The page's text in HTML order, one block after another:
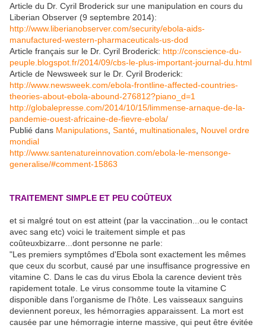
Article du Dr. Cyril Broderick sur une manipulation en cours du
Liberian Observer (9 septembre 2014):
http://www.liberianobserver.com/security/ebola-aids-
manufactured-western-pharmaceuticals-us-dod
Article français sur le Dr. Cyril Broderick: http://conscience-du-
peuple.blogspot.fr/2014/09/cbs-le-plus-important-journal-du.html
Article de Newsweek sur le Dr. Cyril Broderick:
http://www.newsweek.com/ebola-frontline-affected-countries-
theories-about-ebola-abound-276812?piano_d=1
http://globalepresse.com/2014/10/15/limmense-arnaque-de-la-
pandemie-ouest-africaine-de-fievre-ebola/
Publié dans Manipulations Santé multinationales Nouvel ordre
mondial
http://www.santenatureinnovation.com/ebola-le-mensonge-
generalise/#comment-15863
TRAITEMENT SIMPLE ET PEU COÛTEUX
et si malgré tout on est atteint (par la vaccination...ou le contact
avec sang etc) voici le traitement simple et pas
coûteuxbizarre...dont personne ne parle:
"Les premiers symptômes d'Ebola sont exactement les mêmes
que ceux du scorbut, causé par une insuffisance progressive en
vitamine C. Dans le cas du virus Ebola la carence devient très
rapidement totale. Le virus consomme toute la vitamine C
disponible dans l’organisme de l’hôte. Les vaisseaux sanguins
deviennent poreux, les hémorragies apparaissent. La mort est
causée par une hémorragie interne massive, qui peut être évitée